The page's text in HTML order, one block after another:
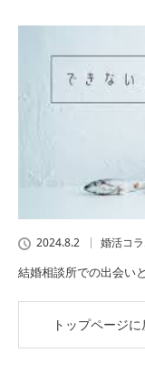
2024.8.2 婚活コ
結婚相談所での出会い
トップページに